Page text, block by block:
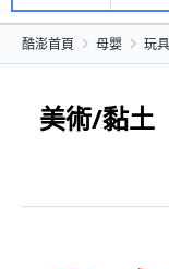
酷澎首頁 母嬰 玩
美術/黏土